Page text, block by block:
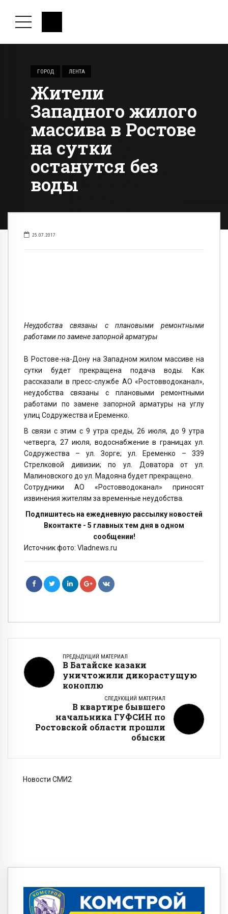
ГОРОД ЛЕНТА
Жители
Западного жилого
массива в Ростове
на сутки
останутся без
воды
25.07.2017
Неудобства связаны с плановыми ремонтными
работами по замене запорной арматуры
В Ростове-на-Дону на Западном жилом массиве на
сутки будет прекращена подача воды. Как
рассказали в пресс-службе АО «Ростовводоканал»,
неудобства связаны с плановыми ремонтными
работами по замене запорной арматуры на углу
улиц Содружества и Еременко.
В связи с этим с 9 утра среды, 26 июля, до 9 утра
четверга, 27 июля, водоснабжение в границах ул.
Содружества – ул. Зорге; ул. Еременко – 339
Стрелковой дивизии; по ул. Доватора от ул.
Малиновского до ул. Мадояна будет прекращено.
Сотрудники АО «Ростовводоканал» приносят
извинения жителям за временные неудобства.
Подпишитесь на ежедневную рассылку новостей
Вконтакте - 5 главных тем дня в одном
сообщении!
Источник фото: Vladnews.ru
ПРЕДЫДУЩИЙ МАТЕРИАЛ
В Батайске казаки
уничтожили дикорастущую
коноплю
СЛЕДУЮЩИЙ МАТЕРИАЛ
В квартире бывшего
начальника ГУФСИН по
Ростовской области прошли
обыски
Новости СМИ2